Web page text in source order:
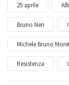
25 aprile
Bruno Neri
Michele Bruno
Resistenza